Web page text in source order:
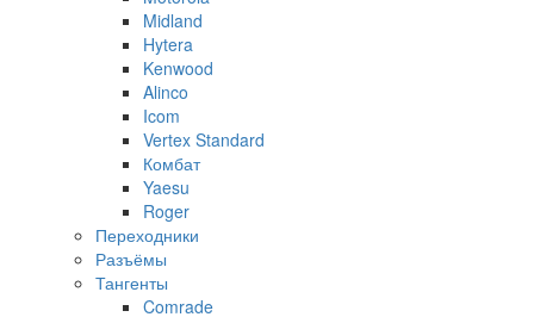
Midland
Hytera
Kenwood
Alinco
Icom
Vertex Standard
Комбат
Yaesu
Roger
Переходники
Разъёмы
Тангенты
Comrade